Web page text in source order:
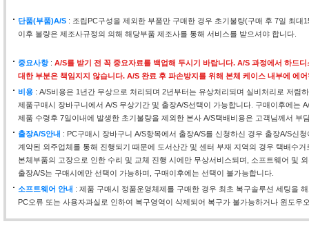
단품(부품)A/S : 조립PC구성을 제외한 부품만 구매한 경우 초기불량(구매 후 7일 최대
이후 불량은 제조사규정의 의해 해당부품 제조사를 통해 서비스를 받으셔야 합니다.
중요사항: A/S를 받기 전 꼭 중요자료를 백업해 두시기 바랍니다. A/S 과정에서 하드
대한 부분은 책임지지 않습니다. A/S 완료 후 파손방지를 위해 본체 케이스 내부에 에
비용 : A/S비용은 1년간 무상으로 처리되며 2년부터는 유상처리되며 실비처리로 저렴
제품구매시 장바구니에서 A/S 무상기간 및 출장A/S선택이 가능합니다. 구매이후에는
제품 수령후 7일이내에 발생한 초기불량을 제외한 본사 A/S택배비용은 고객님께서 부
출장A/S안내 : PC구매시 장바구니 A/S항목에서 출장A/S를 신청하신 경우 출장A/S신
계약된 외주업체를 통해 진행되기 때문에 도서산간 및 센터 부재 지역의 경우 택배수
본체부품의 고장으로 인한 수리 및 교체 진행 시에만 무상서비스되며, 소프트웨어 및
출장A/S는 구매시에만 선택이 가능하며, 구매이후에는 선택이 불가능합니다.
소프트웨어 안내 : 제품 구매시 정품운영체제를 구매한 경우 최초 복구솔루션 세팅을
PC오류 또는 사용자과실로 인하여 복구영역이 삭제되어 복구가 불가능하거나 윈도